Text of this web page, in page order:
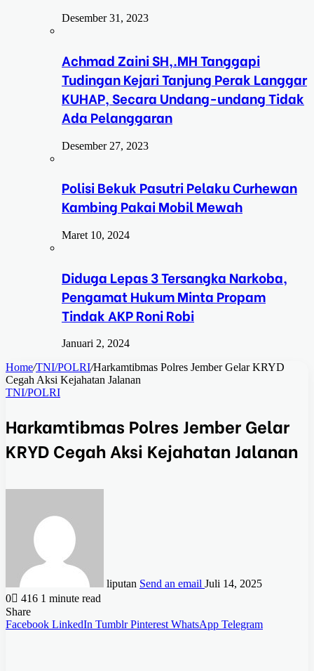
Desember 31, 2023
Achmad Zaini SH,.MH Tanggapi
Tudingan Kejari Tanjung Perak Langgar
KUHAP, Secara Undang-undang Tidak
Ada Pelanggaran
Desember 27, 2023
Polisi Bekuk Pasutri Pelaku Curhewan
Kambing Pakai Mobil Mewah
Maret 10, 2024
Diduga Lepas 3 Tersangka Narkoba,
Pengamat Hukum Minta Propam
Tindak AKP Roni Robi
Januari 2, 2024
Home/TNI/POLRI/Harkamtibmas Polres Jember Gelar KRYD
Cegah Aksi Kejahatan Jalanan
TNI/POLRI
Harkamtibmas Polres Jember Gelar
KRYD Cegah Aksi Kejahatan Jalanan
liputan Send an email Juli 14, 2025
0
416 1 minute read
Share
Facebook LinkedIn Tumblr Pinterest WhatsApp Telegram